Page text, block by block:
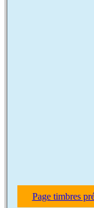
Page timbres